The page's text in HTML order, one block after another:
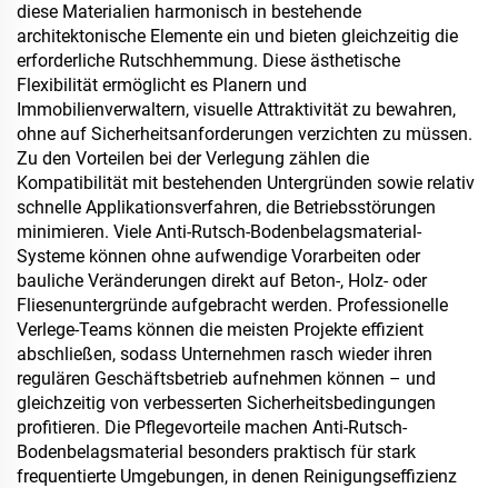
diese Materialien harmonisch in bestehende
architektonische Elemente ein und bieten gleichzeitig die
erforderliche Rutschhemmung. Diese ästhetische
Flexibilität ermöglicht es Planern und
Immobilienverwaltern, visuelle Attraktivität zu bewahren,
ohne auf Sicherheitsanforderungen verzichten zu müssen.
Zu den Vorteilen bei der Verlegung zählen die
Kompatibilität mit bestehenden Untergründen sowie relativ
schnelle Applikationsverfahren, die Betriebsstörungen
minimieren. Viele Anti-Rutsch-Bodenbelagsmaterial-
Systeme können ohne aufwendige Vorarbeiten oder
bauliche Veränderungen direkt auf Beton-, Holz- oder
Fliesenuntergründe aufgebracht werden. Professionelle
Verlege-Teams können die meisten Projekte effizient
abschließen, sodass Unternehmen rasch wieder ihren
regulären Geschäftsbetrieb aufnehmen können – und
gleichzeitig von verbesserten Sicherheitsbedingungen
profitieren. Die Pflegevorteile machen Anti-Rutsch-
Bodenbelagsmaterial besonders praktisch für stark
frequentierte Umgebungen, in denen Reinigungseffizienz